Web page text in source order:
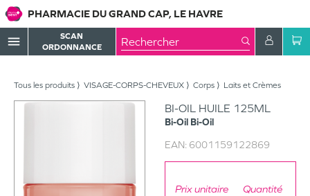
PHARMACIE DU GRAND CAP, LE HAVRE
menu
SCAN
ORDONNANCE
Tous les produits VISAGE-CORPS-CHEVEUX Corps Laits et Crèmes
BI-OIL HUILE 125ML
Bi-Oil Bi-Oil
EAN: 6001159122869
Prix unitaire
Quantité